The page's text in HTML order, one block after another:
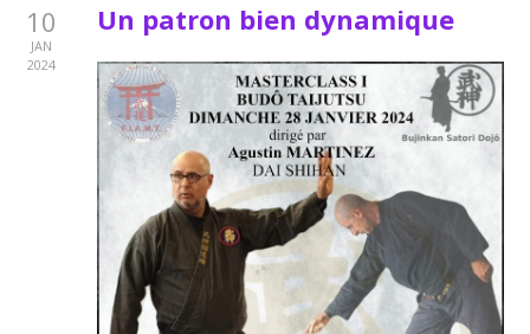
10
JAN
2024
Un patron bien dynamique